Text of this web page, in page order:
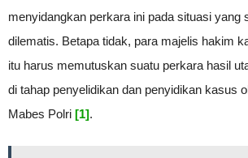
menyidangkan perkara ini pada situasi yang
dilematis. Betapa tidak, para majelis hakim
itu harus memutuskan suatu perkara hasil
di tahap penyelidikan dan penyidikan kasus
Mabes Polri [1].